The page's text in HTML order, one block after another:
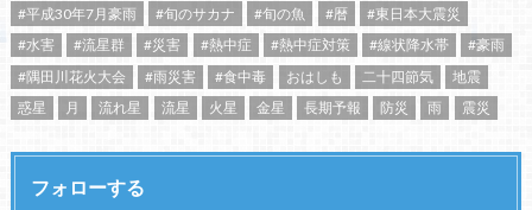
#平成30年7月豪雨
#旬のサカナ #旬の魚 #暦
#東日本大震災
#水害
#流星群 #災害 #熱中症 #熱中症対策 #線状降水帯
#豪雨
#隅田川花火大会
#雨災害 #食中毒 おはしも 二十四節気
地震
惑星
月 流れ星 流星 火星 金星 長期予報 防災 雨 震災
フォローする